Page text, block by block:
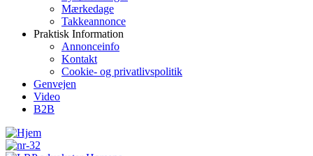
Mærkedage
Takkeannonce
Praktisk Information
Annonceinfo
Kontakt
Cookie- og privatlivspolitik
Genvejen
Video
B2B